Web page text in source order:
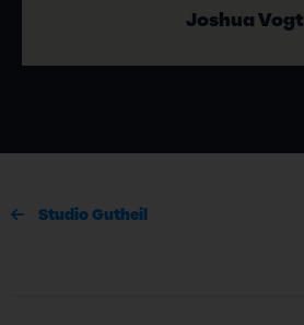
Joshua Vogt
Studio Gutheil